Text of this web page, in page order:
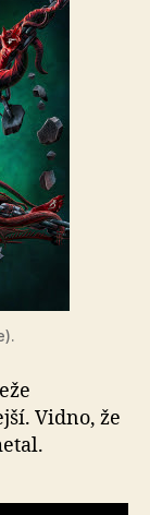
Vidno, že